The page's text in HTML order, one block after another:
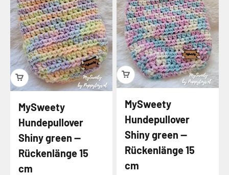
MySweety
Hundepullover
Shiny green —
Rückenlänge 15
cm
MySweety
Hundepullover
Shiny green —
Rückenlänge 15
cm